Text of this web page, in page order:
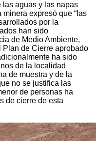
las aguas y las napas
expresó que “las
por la
han sido
de Medio Ambiente,
Plan de Cierre aprobado
ha sido
de la localidad
de muestra y de la
no se justifica las
de personas ha
de cierre de esta